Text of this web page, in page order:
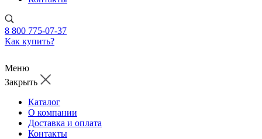
8 800 775-07-37
Как купить?
Меню
Закрыть
Каталог
О компании
Доставка и оплата
Контакты